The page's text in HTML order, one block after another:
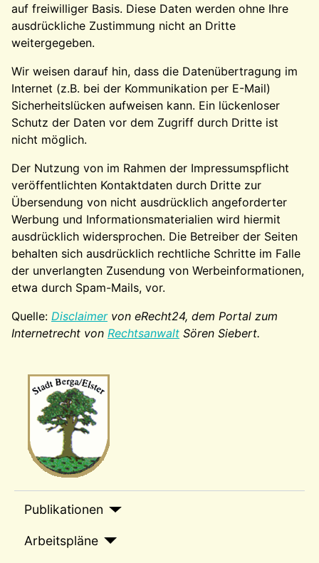
Publikationen
Arbeitspläne
auf freiwilliger Basis. Diese Daten werden ohne Ihre
ausdrückliche Zustimmung nicht an Dritte
weitergegeben.
Wir weisen darauf hin, dass die Datenübertragung im
Internet (z.B. bei der Kommunikation per E-Mail)
Sicherheitslücken aufweisen kann. Ein lückenloser
Schutz der Daten vor dem Zugriff durch Dritte ist
nicht möglich.
Der Nutzung von im Rahmen der Impressumspflicht
veröffentlichten Kontaktdaten durch Dritte zur
Übersendung von nicht ausdrücklich angeforderter
Werbung und Informationsmaterialien wird hiermit
ausdrücklich widersprochen. Die Betreiber der Seiten
behalten sich ausdrücklich rechtliche Schritte im Falle
der unverlangten Zusendung von Werbeinformationen,
etwa durch Spam-Mails, vor.
Quelle: Disclaimervon eRecht24, dem Portal zum
Internetrecht von Rechtsanwalt Sören Siebert.